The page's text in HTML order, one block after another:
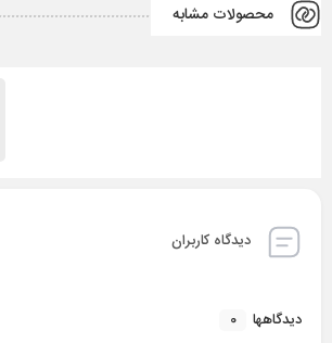
محصولات مشابه
دیدگاه کاربران
دیدگاهها 0